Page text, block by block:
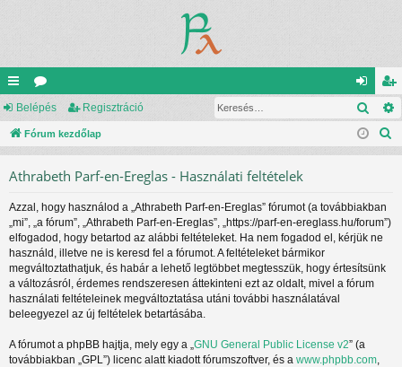
yo
rs
ór
u
el
ép
eg
is
ió
Belépés Regisztráció
Fórum kezdőlap
Athrabeth Parf-en-Ereglas - Használati feltételek
Azzal, hogy használod a „Athrabeth Parf-en-Ereglas” fórumot (a továbbiakban
„mi”, „a fórum”, „Athrabeth Parf-en-Ereglas”, „https://parf-en-ereglass.hu/forum”)
elfogadod, hogy betartod az alábbi feltételeket. Ha nem fogadod el, kérjük ne
használd, illetve ne is keresd fel a fórumot. A feltételeket bármikor
megváltoztathatjuk, és habár a lehető legtöbbet megtesszük, hogy értesítsünk
a változásról, érdemes rendszeresen áttekinteni ezt az oldalt, mivel a fórum
használati feltételeinek megváltoztatása utáni további használatával
beleegyezel az új feltételek betartásába.
A fórumot a phpBB hajtja, mely egy a „ GNU General Public License v2” (a
továbbiakban „GPL”) licenc alatt kiadott fórumszoftver, és a www.phpbb.com